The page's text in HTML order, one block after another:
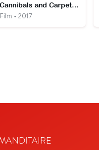
Cannibals and Carpet Fitters
• 2017